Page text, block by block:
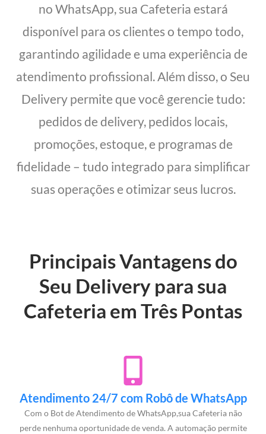
no WhatsApp, sua Cafeteria estará
disponível para os clientes o tempo todo,
garantindo agilidade e uma experiência de
atendimento profissional. Além disso, o Seu
Delivery permite que você gerencie tudo:
pedidos de delivery, pedidos locais,
promoções, estoque, e programas de
fidelidade – tudo integrado para simplificar
suas operações e otimizar seus lucros.
Principais Vantagens do
Seu Delivery para sua
Cafeteria em Três Pontas
Atendimento 24/7 com Robô de WhatsApp
Com o Bot de Atendimento de WhatsApp,sua Cafeteria não
perde nenhuma oportunidade de venda. A automação permite